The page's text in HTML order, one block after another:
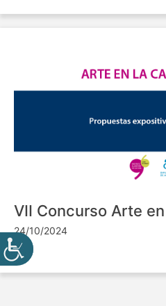
VII Concurso Arte
24/10/2024